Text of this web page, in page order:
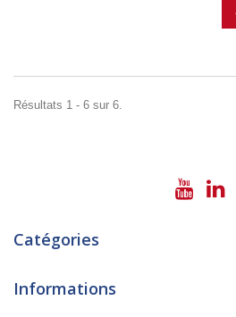
Résultats 1 - 6 sur 6.
Catégories
Informations